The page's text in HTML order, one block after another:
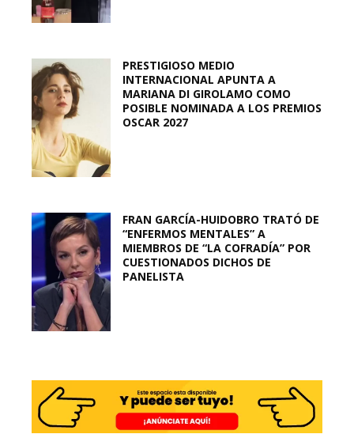
PRESTIGIOSO MEDIO
INTERNACIONAL APUNTA A
MARIANA DI GIROLAMO COMO
POSIBLE NOMINADA A LOS PREMIOS
OSCAR 2027
FRAN GARCÍA-HUIDOBRO TRATÓ DE
“ENFERMOS MENTALES” A
MIEMBROS DE “LA COFRADÍA” POR
CUESTIONADOS DICHOS DE
PANELISTA